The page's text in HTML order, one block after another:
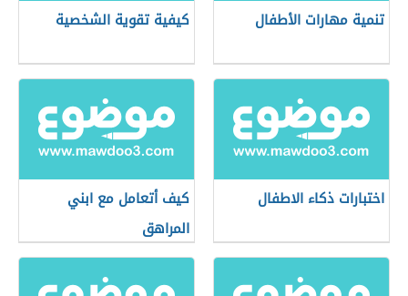
تنمية مهارات الأطفال كيفية تقوية الشخصية
اختبارات ذكاء الاطفال
كيف أتعامل مع ابني
المراهق